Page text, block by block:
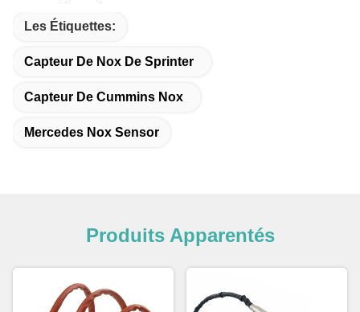
Les Étiquettes:
Capteur De Nox De Sprinter
Capteur De Cummins Nox
Mercedes Nox Sensor
Produits Apparentés